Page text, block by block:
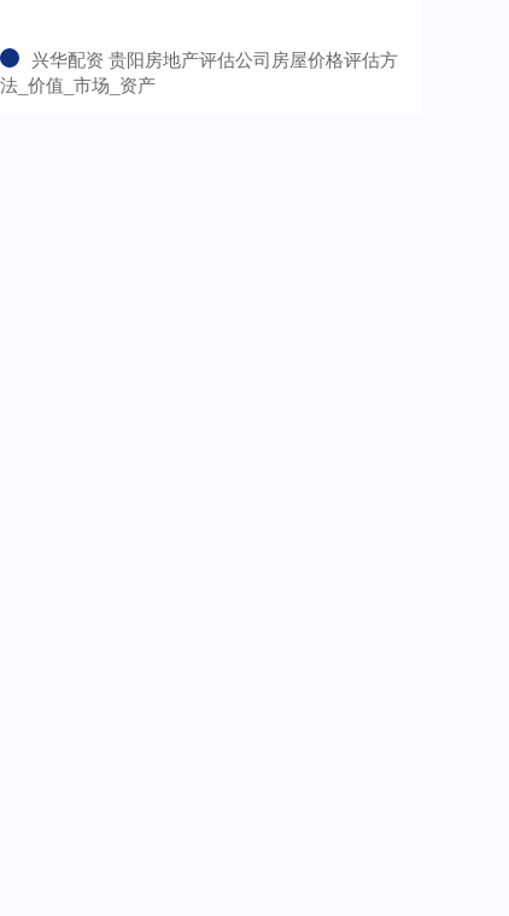
​兴华配资 贵阳房地产评估公司房屋价格评估方
法_价值_市场_资产